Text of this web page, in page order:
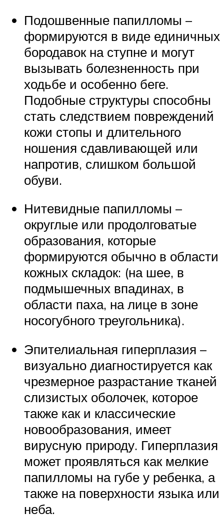
Подошвенные папилломы –
формируются в виде единичных
бородавок на ступне и могут
вызывать болезненность при
ходьбе и особенно беге.
Подобные структуры способны
стать следствием повреждений
кожи стопы и длительного
ношения сдавливающей или
напротив, слишком большой
обуви.
Нитевидные папилломы –
округлые или продолговатые
образования, которые
формируются обычно в области
кожных складок: (на шее, в
подмышечных впадинах, в
области паха, на лице в зоне
носогубного треугольника).
Эпителиальная гиперплазия –
визуально диагностируется как
чрезмерное разрастание тканей
слизистых оболочек, которое
также как и классические
новообразования, имеет
вирусную природу. Гиперплазия
может проявляться как мелкие
папилломы на губе у ребенка, а
также на поверхности языка или
неба.